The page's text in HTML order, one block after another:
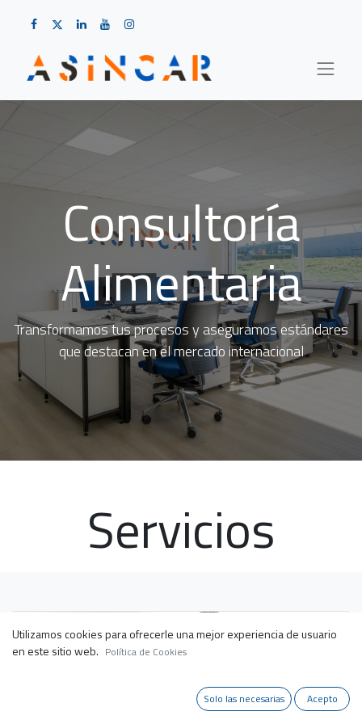
Consultoría
Alimentaria
Transformamos tus procesos y aseguramos estándares
que destacan en el mercado internacional
Servicios
Utilizamos cookies para ofrecerle una mejor experiencia de usuario
en este sitio web. Política de Cookies
Solo las necesarias Acepto